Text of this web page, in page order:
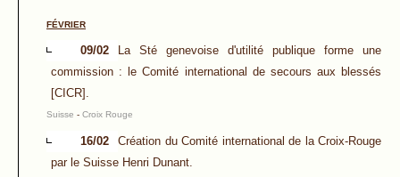
FÉVRIER
09/02
La Sté genevoise d'utilité publique forme une
commission : le Comité international de secours aux blessés
[CICR].
Suisse - Croix Rouge
16/02
Création du Comité international de la Croix-Rouge
par le Suisse Henri Dunant.